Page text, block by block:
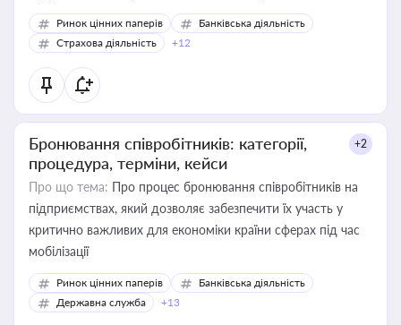
Ринок цінних паперів
Банківська діяльність
Страхова діяльність
+12
Бронювання співробітників: категорії,
процедура, терміни, кейси
+2
Про що тема: Про процес бронювання співробітників на
підприємствах, який дозволяє забезпечити їх участь у
критично важливих для економіки країни сферах під час
мобілізації
Ринок цінних паперів
Банківська діяльність
Державна служба
+13